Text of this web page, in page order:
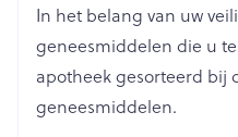
In het belang van uw
geneesmiddelen die u
apotheek gesorteerd bij
geneesmiddelen.